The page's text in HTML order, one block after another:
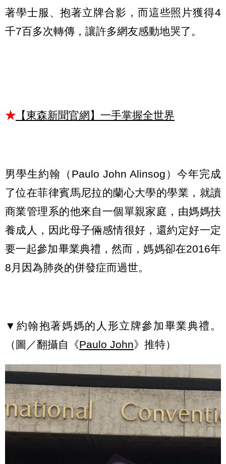
著學士服、抱著立牌合影，而這些照片獲得4
千7百多次轉傳，讓許多網友感動地哭了。
★ 【東森新聞官網】一手掌握全世界
男學生約翰（Paulo John Alinsog）今年完成
了位在菲律賓馬尼拉的蘭心大學的學業，就讀
商業管理系的他來自一個單親家庭，由媽媽扶
養成人，因此母子倆感情很好，還約定好一定
要一起參加畢業典禮，然而，媽媽卻在2016年
8月因為肺炎的併發症而過世。
▼約翰抱著媽媽的人形立牌參加畢業典禮。
（圖／翻攝自《Paulo John》推特）